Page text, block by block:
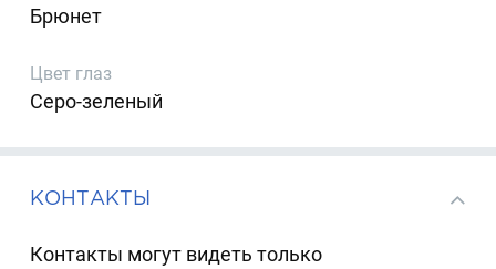
Брюнет
Цвет глаз
Серо-зеленый
КОНТАКТЫ
Контакты могут видеть только